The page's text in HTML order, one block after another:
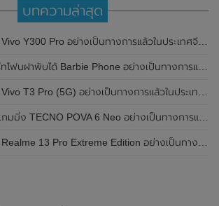
บทความล่าสุด
ารแล้วในประเทศจีน มาพร้อมดีไซน์พรีเมี่ยม ทนทาน และแบตเตอรี่สุดอึดขนาดใหญ่ 6,500mAh พร้อมรองรับการชาร์จไว 80W
พับได้ Barbie Phone อย่างเป็นทางการแล้ว มาพร้อมธีมสีชมพูสดใส
T3 Pro (5G) อย่างเป็นทางการแล้วในประเทศอินเดีย
POVA 6 Neo อย่างเป็นทางการแล้วในประเทศไทย ในราคา 8,499 บาท
13 Pro Extreme Edition อย่างเป็นทางการแล้วในประเทศจีน